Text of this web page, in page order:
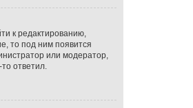
к редактированию,
то под ним появится
или модератор,
ответил.